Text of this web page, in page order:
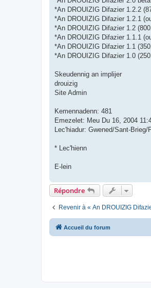
*An DROUIZIG Difazier 1.2.2
*An DROUIZIG Difazier 1.2.1
*An DROUIZIG Difazier 1.2
*An DROUIZIG Difazier 1.1.1
*An DROUIZIG Difazier 1.1
*An DROUIZIG Difazier 1.0
Skeudennig an implijer
drouizig
Site Admin
Kemennadenn: 481
Emezelet: Meu Du 16, 2004
Lec'hiadur: Gwened/Sant-Brieg/
* Lec'hienn
E-lein
Répondre
Revenir à « An DROUIZIG
Accueil du forum